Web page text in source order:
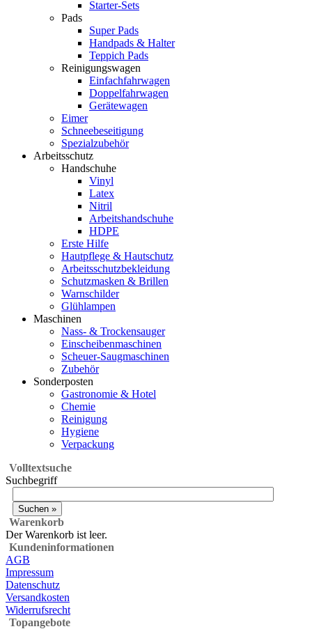
Starter-Sets
Pads
Super Pads
Handpads & Halter
Teppich Pads
Reinigungswagen
Einfachfahrwagen
Doppelfahrwagen
Gerätewagen
Eimer
Schneebeseitigung
Spezialzubehör
Arbeitsschutz
Handschuhe
Vinyl
Latex
Nitril
Arbeitshandschuhe
HDPE
Erste Hilfe
Hautpflege & Hautschutz
Arbeitsschutzbekleidung
Schutzmasken & Brillen
Warnschilder
Glühlampen
Maschinen
Nass- & Trockensauger
Einscheibenmaschinen
Scheuer-Saugmaschinen
Zubehör
Sonderposten
Gastronomie & Hotel
Chemie
Reinigung
Hygiene
Verpackung
Volltextsuche
Suchbegriff
Warenkorb
Der Warenkorb ist leer.
Kundeninformationen
AGB
Impressum
Datenschutz
Versandkosten
Widerrufsrecht
Topangebote